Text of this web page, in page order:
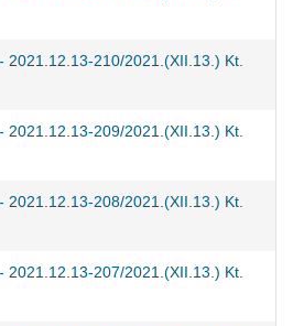
2021.12.13-210/2021.(XII.13.) Kt.
2021.12.13-209/2021.(XII.13.) Kt.
2021.12.13-208/2021.(XII.13.) Kt.
2021.12.13-207/2021.(XII.13.) Kt.